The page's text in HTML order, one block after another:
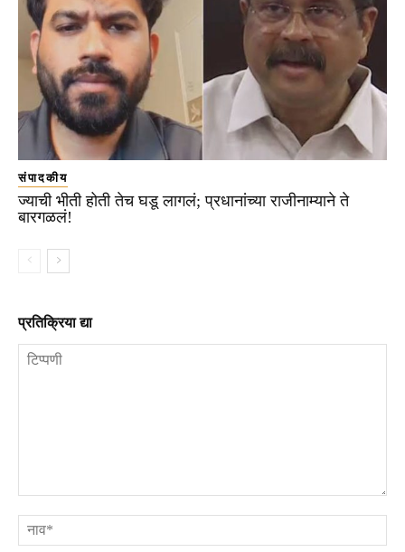
संपादकीय
ज्याची भीती होती तेच घडू लागलं; प्रधानांच्या राजीनाम्याने ते
बारगळलं!
प्रतिक्रिया द्या